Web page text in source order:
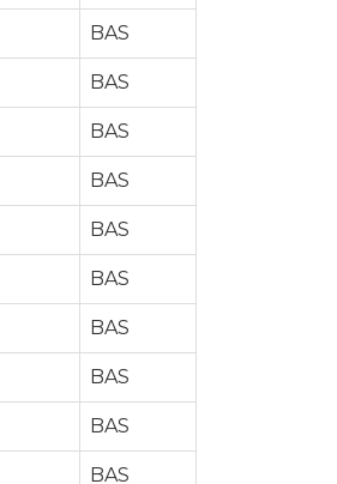
BAS
BAS
BAS
BAS
BAS
BAS
BAS
BAS
BAS
BAS